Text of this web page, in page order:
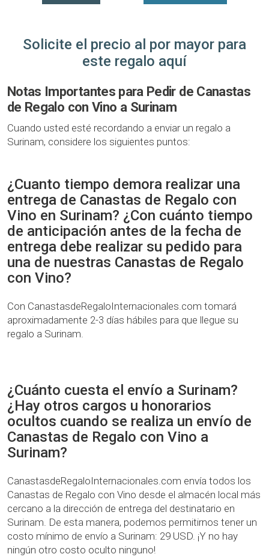
Solicite el precio al por mayor para
este regalo aquí
Notas Importantes para Pedir de Canastas
de Regalo con Vino a Surinam
Cuando usted esté recordando a enviar un regalo a
Surinam, considere los siguientes puntos:
¿Cuanto tiempo demora realizar una
entrega de Canastas de Regalo con
Vino en Surinam? ¿Con cuánto tiempo
de anticipación antes de la fecha de
entrega debe realizar su pedido para
una de nuestras Canastas de Regalo
con Vino?
Con CanastasdeRegaloInternacionales.com tomará
aproximadamente 2-3 días hábiles para que llegue su
regalo a Surinam.
¿Cuánto cuesta el envío a Surinam?
¿Hay otros cargos u honorarios
ocultos cuando se realiza un envío de
Canastas de Regalo con Vino a
Surinam?
CanastasdeRegaloInternacionales.com envía todos los
Canastas de Regalo con Vino desde el almacén local más
cercano a la dirección de entrega del destinatario en
Surinam. De esta manera, podemos permitirnos tener un
costo mínimo de envío a Surinam: 29 USD. ¡Y no hay
ningún otro costo oculto ninguno!